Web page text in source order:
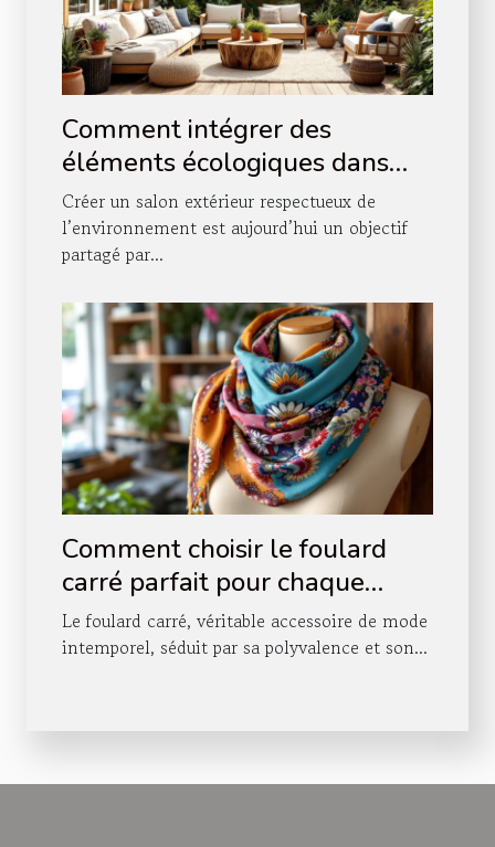
Comment intégrer des
éléments écologiques dans
votre salon extérieur ?
Créer un salon extérieur respectueux de
l’environnement est aujourd’hui un objectif
partagé par...
Comment choisir le foulard
carré parfait pour chaque
occasion ?
Le foulard carré, véritable accessoire de mode
intemporel, séduit par sa polyvalence et son...